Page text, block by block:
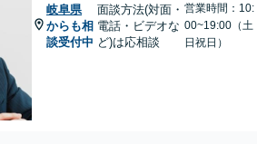
岐阜県
からも相
談受付中
面談方法(対面・
電話・ビデオな
ど)は応相談
営業時間：10:
00~19:00（土
日祝日）